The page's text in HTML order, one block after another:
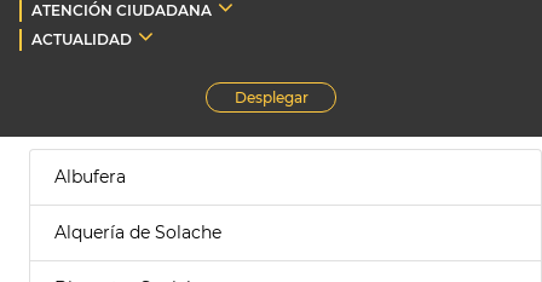
ATENCIÓN CIUDADANA
ACTUALIDAD
Desplegar
Albufera
Alquería de Solache